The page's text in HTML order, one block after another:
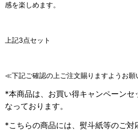
感を楽しめます。
上記3点セット
≪下記ご確認の上ご注文賜りますようお
*本商品は、お買い得キャンペーンセ
なっております。
*こちらの商品には、熨斗紙等のご対